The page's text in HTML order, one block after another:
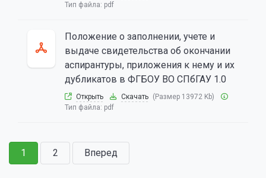
Тип файла: pdf
Положение о заполнении, учете и
выдаче свидетельства об окончании
аспирантуры, приложения к нему и их
дубликатов в ФГБОУ ВО СПбГАУ 1.0
Открыть Скачать (Размер 13972 Kb)
Тип файла: pdf
1 2 Вперед